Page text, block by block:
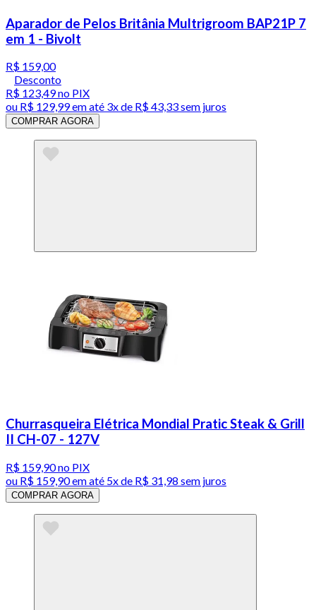
Aparador de Pelos Britânia Multrigroom BAP21P 7
em 1 - Bivolt
R$ 159,00
Desconto
R$ 123,49no PIX
ou R$ 129,99em até 3x de R$ 43,33 sem juros
COMPRAR AGORA
Churrasqueira Elétrica Mondial Pratic Steak & Grill
II CH-07 - 127V
R$ 159,90no PIX
ou R$ 159,90em até 5x de R$ 31,98 sem juros
COMPRAR AGORA